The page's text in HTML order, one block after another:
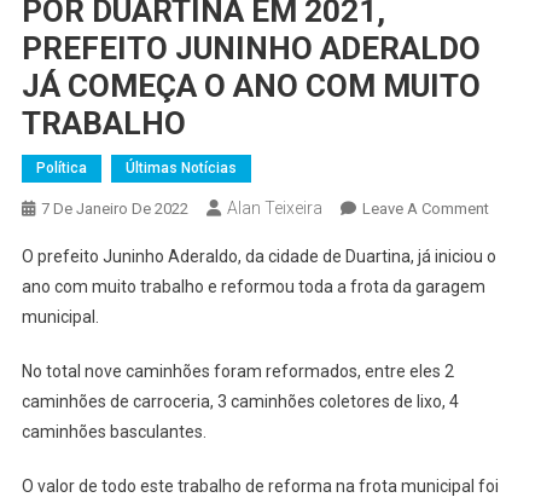
POR DUARTINA EM 2021,
PREFEITO JUNINHO ADERALDO
JÁ COMEÇA O ANO COM MUITO
TRABALHO
Política Últimas Notícias
7 De Janeiro De 2022 Alan Teixeira Leave A CommentOn
DE
O prefeito Juninho Aderaldo, da cidade de Duartina, já iniciou o
ano com muito trabalho e reformou toda a frota da garagem
municipal.
No total nove caminhões foram reformados, entre eles 2
caminhões de carroceria, 3 caminhões coletores de lixo, 4
caminhões basculantes.
O valor de todo este trabalho de reforma na frota municipal foi